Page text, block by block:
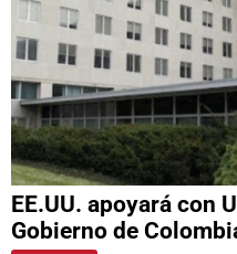
EE.UU. apoyará con
Gobierno de